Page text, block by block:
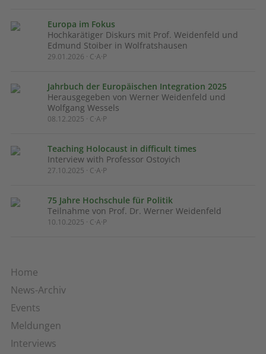
Home
News-Archiv
Events
Meldungen
Interviews
Europa im Fokus
Hochkarätiger Diskurs mit Prof. Weidenfeld und
Edmund Stoiber in Wolfratshausen
29.01.2026 · C·A·P
Jahrbuch der Europäischen Integration 2025
Herausgegeben von Werner Weidenfeld und
Wolfgang Wessels
08.12.2025 · C·A·P
Teaching Holocaust in difficult times
Interview with Professor Ostoyich
27.10.2025 · C·A·P
75 Jahre Hochschule für Politik
Teilnahme von Prof. Dr. Werner Weidenfeld
10.10.2025 · C·A·P